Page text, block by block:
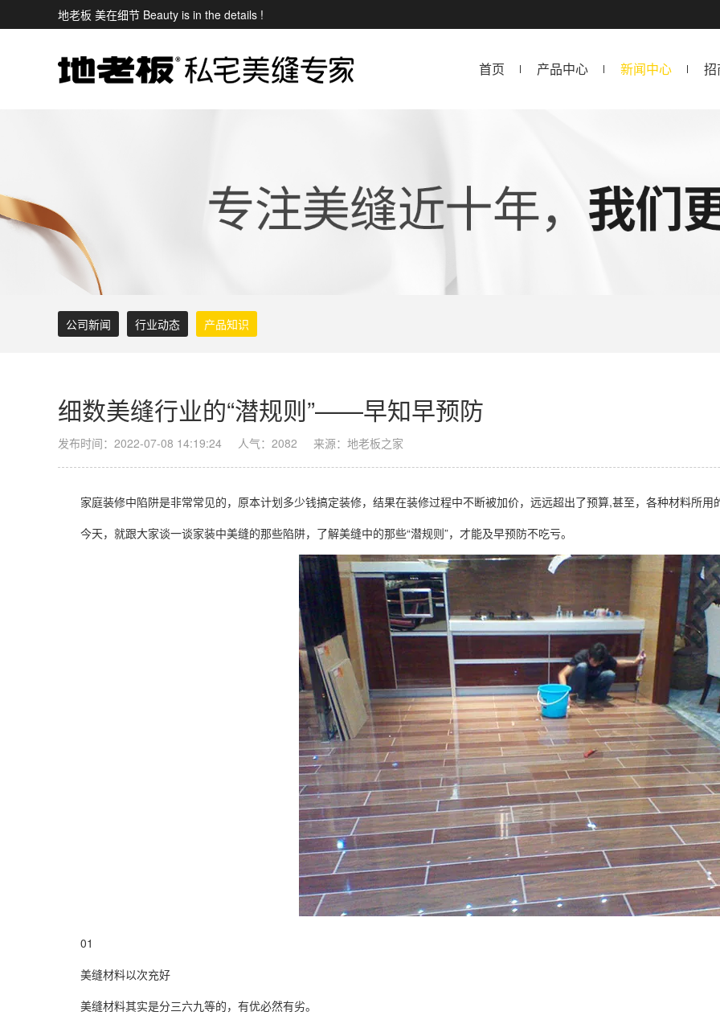
地老板 美在细节 Beauty is in the details !
首页 产品中心 新闻中心 招
公司新闻 行业动态 产品知识
细数美缝行业的“潜规则”——早知早预防
发布时间：2022-07-08 14:19:24 人气：2082 来源：地老板之家
家庭装修中陷阱是非常常见的，原本计划多少钱搞定装修，结果在装修过程中不断被加价，远远超出了预算,甚至，各种材料所
今天，就跟大家谈一谈家装中美缝的那些陷阱，了解美缝中的那些“潜规则”，才能及早预防不吃亏。
01
美缝材料以次充好
美缝材料其实是分三六九等的，有优必然有劣。